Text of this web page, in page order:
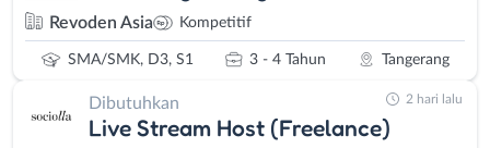
Revoden Asia Kompetitif
SMA/SMK, D3, S1 3 - 4 Tahun Tangerang
Dibutuhkan
Live Stream Host (Freelance)
2 hari lalu